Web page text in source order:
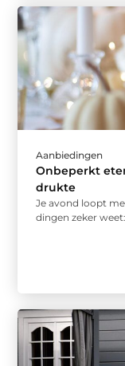
Aanbiedingen
Onbeperkt
drukte
Je avond loopt
dingen zeker